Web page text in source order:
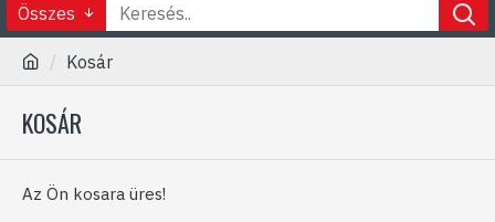
Összes
Kosár
KOSÁR
Az Ön kosara üres!